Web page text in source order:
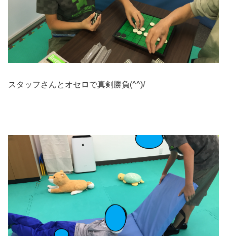
スタッフさんとオセロで真剣勝負(^^)/